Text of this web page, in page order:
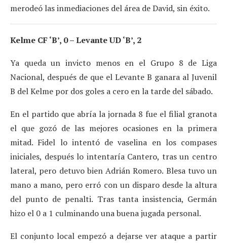
merodeó las inmediaciones del área de David, sin éxito.
Kelme CF ‘B’, 0 – Levante UD ‘B’, 2
Ya queda un invicto menos en el Grupo 8 de Liga
Nacional, después de que el Levante B ganara al Juvenil
B del Kelme por dos goles a cero en la tarde del sábado.
En el partido que abría la jornada 8 fue el filial granota
el que gozó de las mejores ocasiones en la primera
mitad. Fidel lo intentó de vaselina en los compases
iniciales, después lo intentaría Cantero, tras un centro
lateral, pero detuvo bien Adrián Romero. Blesa tuvo un
mano a mano, pero erró con un disparo desde la altura
del punto de penalti. Tras tanta insistencia, Germán
hizo el 0 a 1 culminando una buena jugada personal.
El conjunto local empezó a dejarse ver ataque a partir